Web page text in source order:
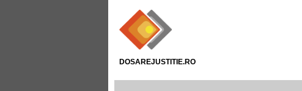
DOSAREJUSTITIE.RO